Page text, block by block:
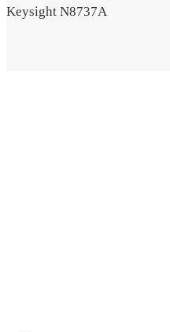
Keysight N8737A